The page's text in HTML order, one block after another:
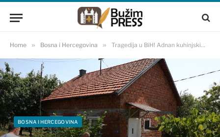
Home » Bosna i Hercegovina » Tragedija u BiH! Adnan kuhinjskim nožem ubio brata Miralema
BOSNA I HERCEGOVINA